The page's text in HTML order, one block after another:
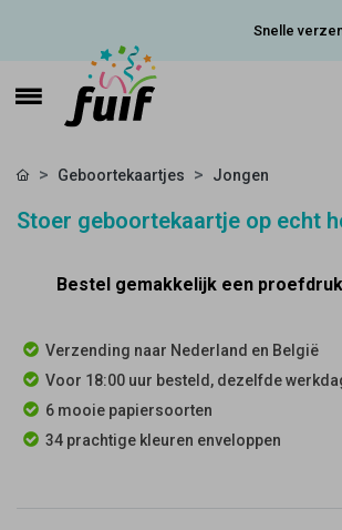
Snelle
Geboortekaartjes Jongen
Stoer geboortekaartje op echt
Bestel gemakkelijk een
Verzending naar Nederland en België
Voor 18:00 uur besteld, dezelfde
6 mooie papiersoorten
34 prachtige kleuren enveloppen